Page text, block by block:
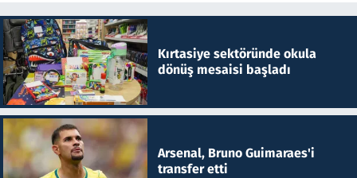
Kırtasiye sektöründe okula
dönüş mesaisi başladı
Arsenal, Bruno Guimaraes'i
transfer etti